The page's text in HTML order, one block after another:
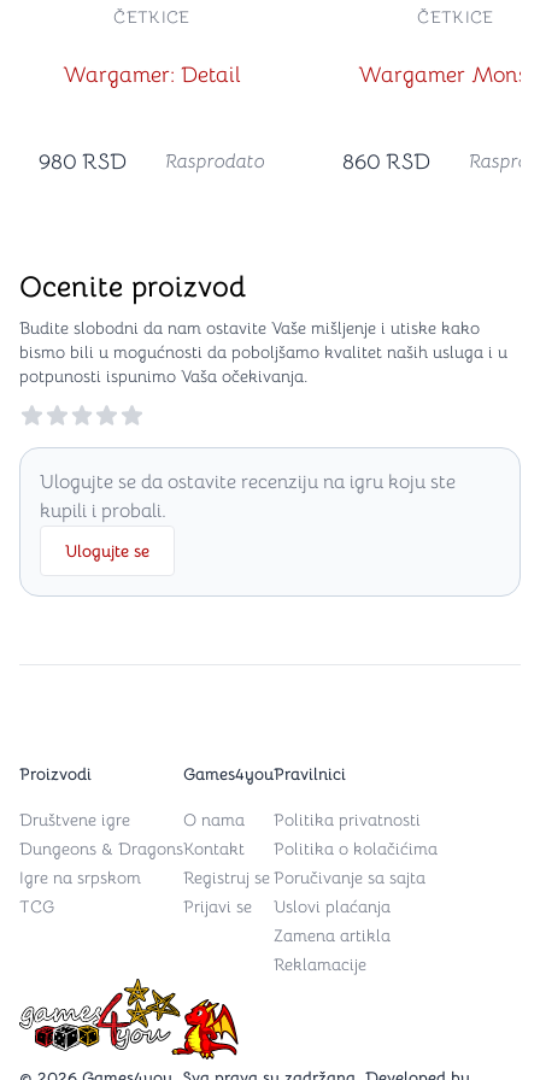
Wargamer: Detail
ČETKICE
980 RSD Rasprodato
Wargamer
ČETKICE
860 RSD
Ocenite proizvod
Budite slobodni da nam ostavite Vaše mišljenje i utiske kako
bismo bili u mogućnosti da poboljšamo kvalitet naših usluga i u
potpunosti ispunimo Vaša očekivanja.
Reviews
Ulogujte se da ostavite recenziju na igru koju ste
kupili i probali.
Ulogujte se
Games4you logo
Proizvodi
Društvene igre
Dungeons & Dragons
Igre na srpskom
TCG
Games4you
O nama
Kontakt
Registruj se
Prijavi se
Pravilnici
Politika privatnosti
Politika o kolačićima
Poručivanje sa sajta
Uslovi plaćanja
Zamena artikla
Reklamacije